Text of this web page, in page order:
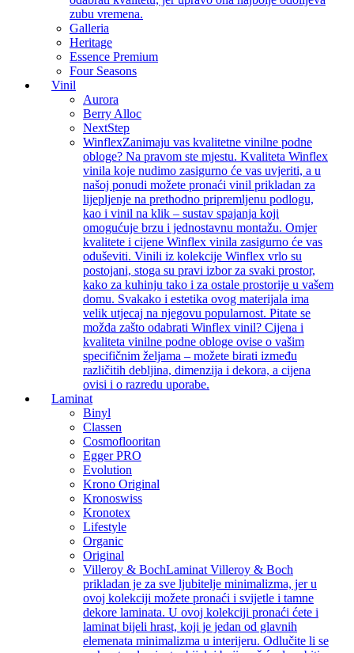
zubu vremena.
Galleria
Heritage
Essence Premium
Four Seasons
Vinil
Aurora
Berry Alloc
NextStep
WinflexZanimaju vas kvalitetne vinilne podne
obloge? Na pravom ste mjestu. Kvaliteta Winflex
vinila koje nudimo zasigurno će vas uvjeriti, a u
našoj ponudi možete pronaći vinil prikladan za
lijepljenje na prethodno pripremljenu podlogu,
kao i vinil na klik – sustav spajanja koji
omogućuje brzu i jednostavnu montažu. Omjer
kvalitete i cijene Winflex vinila zasigurno će vas
oduševiti. Vinili iz kolekcije Winflex vrlo su
postojani, stoga su pravi izbor za svaki prostor,
kako za kuhinju tako i za ostale prostorije u vašem
domu. Svakako i estetika ovog materijala ima
velik utjecaj na njegovu popularnost. Pitate se
možda zašto odabrati Winflex vinil? Cijena i
kvaliteta vinilne podne obloge ovise o vašim
specifičnim željama – možete birati između
različitih debljina, dimenzija i dekora, a cijena
ovisi i o razredu uporabe.
Laminat
Binyl
Classen
Cosmoflooritan
Egger PRO
Evolution
Krono Original
Kronoswiss
Kronotex
Lifestyle
Organic
Original
Villeroy & BochLaminat Villeroy & Boch
prikladan je za sve ljubitelje minimalizma, jer u
ovoj kolekciji možete pronaći i svijetle i tamne
dekore laminata. U ovoj kolekciji pronaći ćete i
laminat bijeli hrast, koji je jedan od glavnih
elemenata minimalizma u interijeru. Odlučite li se